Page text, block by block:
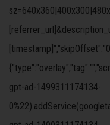
gpt-ad-1499311174134-